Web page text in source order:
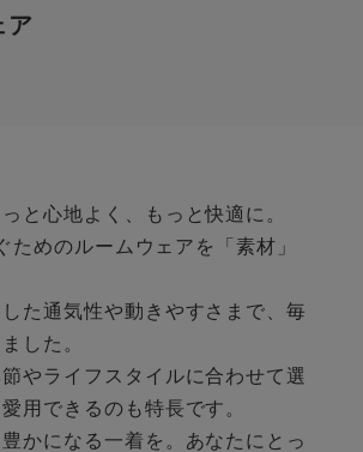
ア
と心地よく、もっと快適に。
めのルームウェアを「素材」
た通気性や動きやすさまで、毎
した。
やライフスタイルに合わせて選
用できるのも特長です。
かになる一着を。あなたにとっ